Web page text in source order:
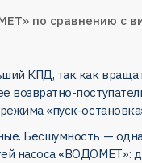
по сравнению с
КПД, так как
возвратно-
«пуск-
Бесшумность —
насоса «ВОДОМЕТ»: